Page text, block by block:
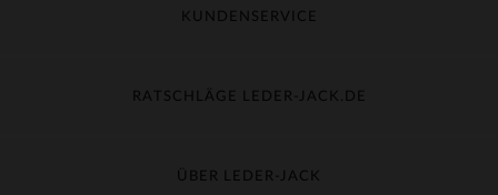
KUNDENSERVICE
Umtausch & Widerruf
Kundenservice kontaktieren
RATSCHLÄGE LEDER-JACK.DE
Material-Guide
ÜBER LEDER-JACK